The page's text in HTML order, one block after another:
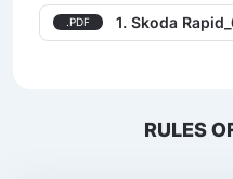
.PDF 1. Skoda
RULES